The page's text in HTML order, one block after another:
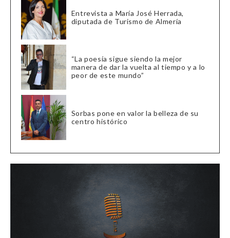
Entrevista a María José Herrada,
diputada de Turismo de Almería
“La poesía sigue siendo la mejor
manera de dar la vuelta al tiempo y a lo
peor de este mundo”
Sorbas pone en valor la belleza de su
centro histórico